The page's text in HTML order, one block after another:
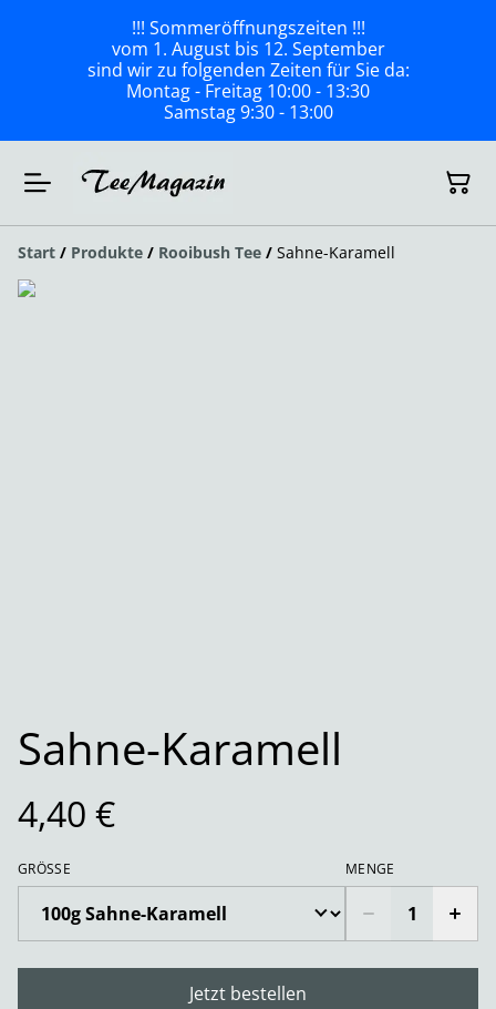
!!! Sommeröffnungszeiten !!!
vom 1. August bis 12. September
sind wir zu folgenden Zeiten für Sie da:
Montag - Freitag 10:00 - 13:30
Samstag 9:30 - 13:00
Start / Produkte / Rooibush Tee / Sahne-Karamell
Sahne-Karamell
4,40 €
GRÖSSE MENGE
Jetzt bestellen